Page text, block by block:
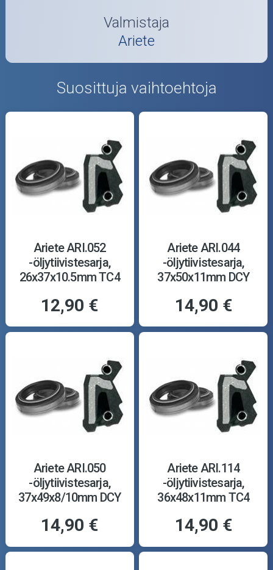
Valmistaja
Ariete
Suosittuja vaihtoehtoja
Ariete ARI.052
-öljytiivistesarja,
26x37x10.5mm TC4
12,90 €
Ariete ARI.044
-öljytiivistesarja,
37x50x11mm DCY
14,90 €
Ariete ARI.050
-öljytiivistesarja,
37x49x8/10mm DCY
14,90 €
Ariete ARI.114
-öljytiivistesarja,
36x48x11mm TC4
14,90 €